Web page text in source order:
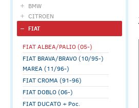
BMW
CITROEN
FIAT
FIAT ALBEA/PALIO (05-)
FIAT BRAVA/BRAVO (10/95-)
MAREA (11/96-)
FIAT CROMA (91-96)
FIAT DOBLO (06-)
FIAT DUCATO + Рос.